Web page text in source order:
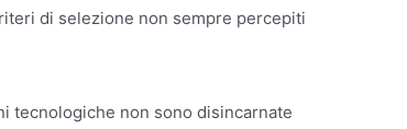
di selezione non sempre percepiti
tecnologiche non sono disincarnate